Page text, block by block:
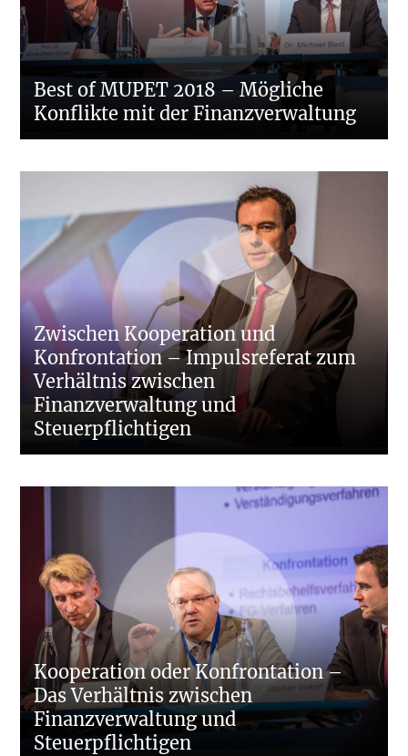
Best of MUPET 2018 – Mögliche
Konflikte mit der Finanzverwaltung
Zwischen Kooperation und
Konfrontation – Impulsreferat zum
Verhältnis zwischen
Finanzverwaltung und
Steuerpflichtigen
Kooperation oder Konfrontation –
Das Verhältnis zwischen
Finanzverwaltung und
Steuerpflichtigen